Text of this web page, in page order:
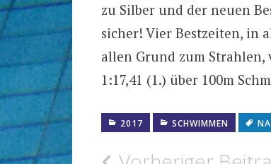
zu Silber und der neuen
sicher! Vier Bestzeiten, in
allen Grund zum
1:17,41 (1.) über 100m
2017 SCHWIMMEN